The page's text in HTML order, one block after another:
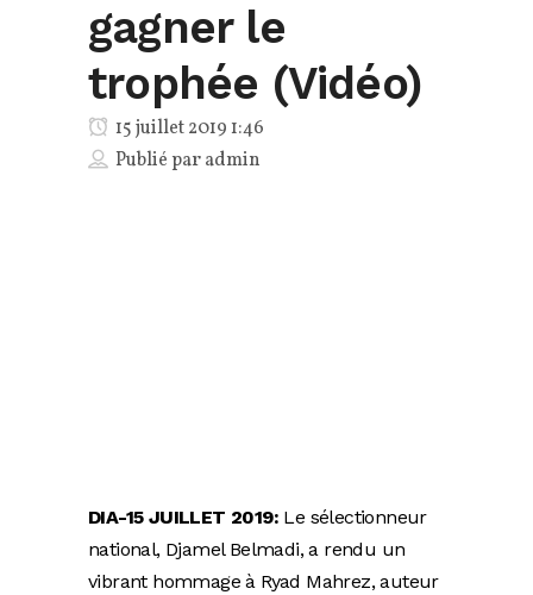
gagner le
trophée (Vidéo)
15 juillet 2019 1:46
Publié paradmin
DIA-15 JUILLET 2019: Le sélectionneur
national, Djamel Belmadi, a rendu un
vibrant hommage à Ryad Mahrez, auteur